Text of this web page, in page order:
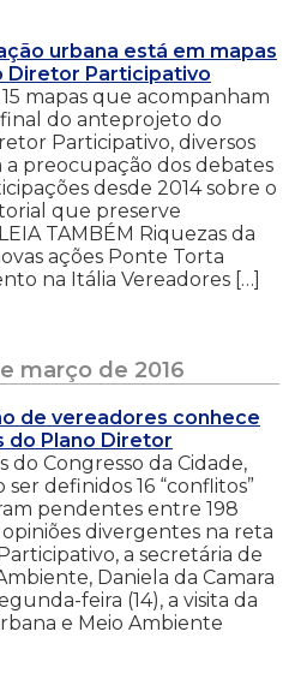
urbana está em mapas
Diretor Participativo
mapas que acompanham
final do anteprojeto do
Participativo, diversos
a preocupação dos debates
desde 2014 sobre o
que preserve
TAMBÉM Riquezas da
ações Ponte Torta
na Itália Vereadores […]
março de 2016
de vereadores conhece
do Plano Diretor
do Congresso da Cidade,
ser definidos 16 “conflitos”
pendentes entre 198
opiniões divergentes na reta
a secretária de
Daniela da Camara
feira (14), a visita da
e Meio Ambiente